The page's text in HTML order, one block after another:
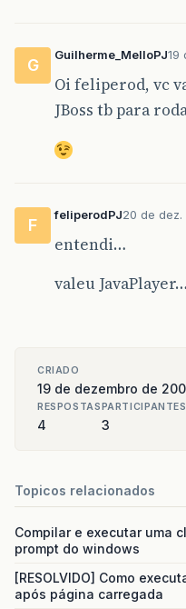
G
Guilherme_MelloPJ19
Oi feliperod, vc
JBoss tb para
F
feliperodPJ20 de
entendi…
valeu JavaPlayer…
CRIADO
19 de dezembro de
RESPOSTAS
4
PARTICIPANTES
3
Topicos relacionados
Compilar e executar uma
prompt do windows
[RESOLVIDO] Como
após página carregada